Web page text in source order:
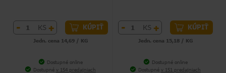
- KS + KÚPIŤ
Jedn. cena 14,69 / KG
Dostupné online
Dostupné v 154 predajniach
- KS + KÚPIŤ
Jedn. cena 15,18 / KG
Dostupné online
Dostupné v 151 predajniach